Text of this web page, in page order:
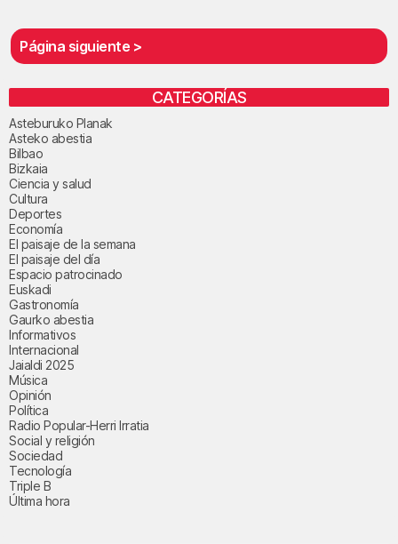
Página siguiente >
CATEGORÍAS
Asteburuko Planak
Asteko abestia
Bilbao
Bizkaia
Ciencia y salud
Cultura
Deportes
Economía
El paisaje de la semana
El paisaje del día
Espacio patrocinado
Euskadi
Gastronomía
Gaurko abestia
Informativos
Internacional
Jaialdi 2025
Música
Opinión
Política
Radio Popular-Herri Irratia
Social y religión
Sociedad
Tecnología
Triple B
Última hora